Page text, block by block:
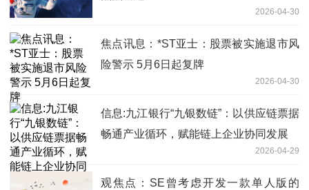
2026-04-30
焦点讯息：*ST亚士：股票被实施退市风
险警示 5月6日起复牌
2026-04-30
信息:九江银行“九银数链”：以供应链票据
畅通产业循环，赋能链上企业协同发展
2026-04-29
观焦点：SE曾考虑开发一款单人版的